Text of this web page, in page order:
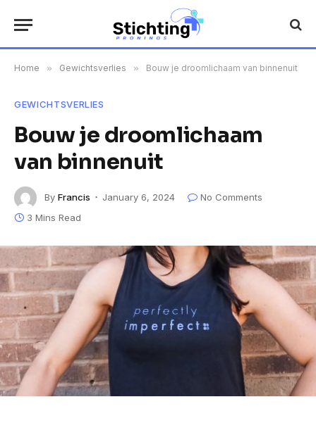
Home » Gewichtsverlies » Bouw je droomlichaam van binnenuit
GEWICHTSVERLIES
Bouw je droomlichaam
van binnenuit
By Francis January 6, 2024
No Comments
3 Mins Read